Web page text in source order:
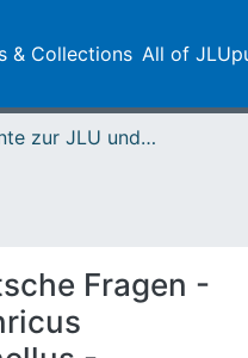
& Collections All of
Dokumente zur JLU und ihren Sammlungen
Fragen -